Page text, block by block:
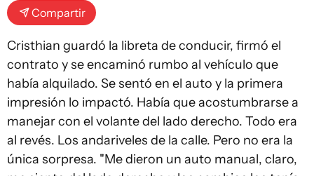
Compartir
Cristhian guardó la libreta de conducir, firmó el
contrato y se encaminó rumbo al vehículo que
había alquilado. Se sentó en el auto y la primera
impresión lo impactó. Había que acostumbrarse a
manejar con el volante del lado derecho. Todo era
al revés. Los andariveles de la calle. Pero no era la
única sorpresa. "Me dieron un auto manual, claro,